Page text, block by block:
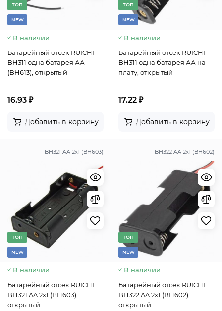
TОП
NEW
В наличии
Батарейный отсек RUICHI
BH311 одна батарея АА
(BH613), открытый
16.93 ₽
Добавить в корзину
TОП
NEW
В наличии
Батарейный отсек RUICHI
BH311 одна батарея АА на
плату, открытый
17.22 ₽
Добавить в корзину
BH321 AA 2x1 (BH603)
TОП
NEW
В наличии
Батарейный отсек RUICHI
BH321 AA 2x1 (BH603),
открытый
BH322 AA 2x1 (BH602)
TОП
NEW
В наличии
Батарейный отсек RUICHI
BH322 AA 2x1 (BH602),
открытый